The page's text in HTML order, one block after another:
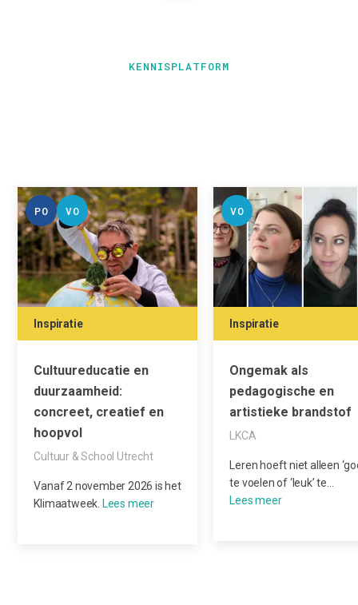
KENNISPLATFORM
PO VO
Inspiratie
Cultuureducatie en
duurzaamheid:
concreet, creatief en
hoopvol
Cultuur & School Utrecht
Vanaf 2 november 2026 is het
Klimaatweek.
VO
Inspiratie
Ongemak als
pedagogische en
artistieke brandstof
LKCA
Leren hoeft niet alleen
te voelen of ‘leuk’ te…